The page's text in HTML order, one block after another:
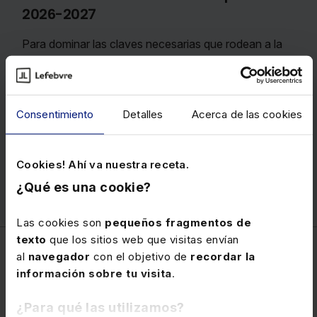
Consentimiento Detalles Acerca de las cookies
Cookies! Ahí va nuestra receta.
¿Qué es una cookie?
Las cookies son pequeños fragmentos de
texto que los sitios web que visitas envían
al navegador con el objetivo de recordar la
información sobre tu visita.
¿Para qué las utilizamos?
2026-2027
Para dominar las claves necesarias que rodean a la
transmisión de empresas e inversión en todas
sus fases
, ofreciendo una visión multidisciplinar ya
que aborda los diferentes aspectos jurídicos,
mercantiles, laborales, contables y fiscales de cada
Precio100 €
Ver memento
Mercantil